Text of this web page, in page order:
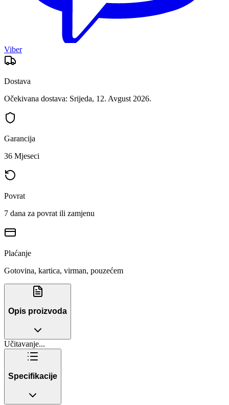
Viber
Dostava
Očekivana dostava: Srijeda, 12. Avgust 2026.
Garancija
36 Mjeseci
Povrat
7 dana za povrat ili zamjenu
Plaćanje
Gotovina, kartica, virman, pouzećem
Opis proizvoda
Učitavanje...
Specifikacije